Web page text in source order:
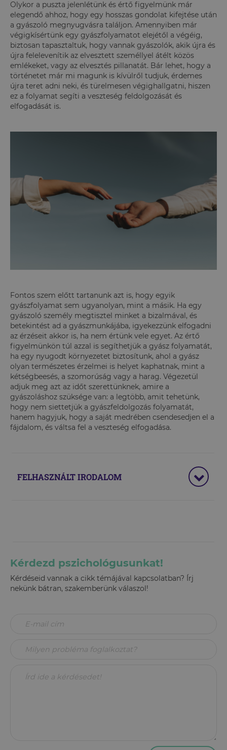
Olykor a puszta jelenlétünk és értő figyelmünk már
elegendő ahhoz, hogy egy hosszas gondolat kifejtése után
a gyászoló megnyugvásra találjon. Amennyiben már
végigkísértünk egy gyászfolyamatot elejétől a végéig,
biztosan tapasztaltuk, hogy vannak gyászolók, akik újra és
újra felelevenítik az elvesztett személlyel átélt közös
emlékeket, vagy az elvesztés pillanatát. Bár lehet, hogy a
történetet már mi magunk is kívülről tudjuk, érdemes
újra teret adni neki, és türelmesen végighallgatni, hiszen
ez a folyamat segíti a veszteség feldolgozását és
elfogadását is.
Fontos szem előtt tartanunk azt is, hogy egyik
gyászfolyamat sem ugyanolyan, mint a másik. Ha egy
gyászoló személy megtisztel minket a bizalmával, és
betekintést ad a gyászmunkájába, igyekezzünk elfogadni
az érzéseit akkor is, ha nem értünk vele egyet. Az értő
figyelmünkön túl azzal is segíthetjük a gyász folyamatát,
ha egy nyugodt környezetet biztosítunk, ahol a gyász
olyan természetes érzelmei is helyet kaphatnak, mint a
kétségbeesés, a szomorúság vagy a harag. Végezetül
adjuk meg azt az időt szerettünknek, amire a
gyászoláshoz szüksége van: a legtöbb, amit tehetünk,
hogy nem siettetjük a gyászfeldolgozás folyamatát,
hanem hagyjuk, hogy a saját medrében csendesedjen el a
fájdalom, és váltsa fel a veszteség elfogadása.
FELHASZNÁLT IRODALOM
Kérdezd pszichológusunkat!
Kérdéseid vannak a cikk témájával kapcsolatban? Írj
nekünk bátran, szakemberünk válaszol!